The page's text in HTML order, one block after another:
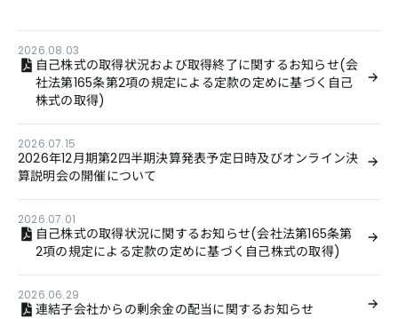
2026.08.03
自己株式の取得状況および取得終了に関するお知らせ(会
社法第165条第2項の規定による定款の定めに基づく自己
株式の取得)
2026.07.15
2026年12月期第2四半期決算発表予定日時及びオンライン決
算説明会の開催について
2026.07.01
自己株式の取得状況に関するお知らせ(会社法第165条第
2項の規定による定款の定めに基づく自己株式の取得)
2026.06.29
連結子会社からの剰余金の配当に関するお知らせ